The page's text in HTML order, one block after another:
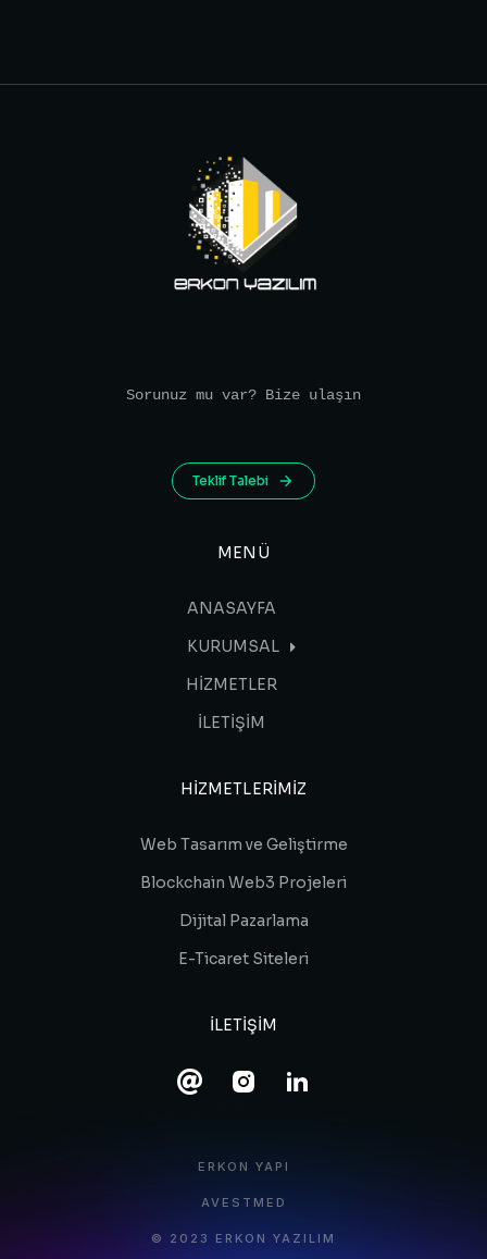
Sorunuz mu var? Bize ulaşın
Teklif Talebi
MENÜ
ANASAYFA
KURUMSAL
HİZMETLER
İLETİŞİM
HIZMETLERIMIZ
Web Tasarım ve Geliştirme
Blockchain Web3 Projeleri
Dijital Pazarlama
E-Ticaret Siteleri
ILETIŞIM
© 2023 ERKON YAZILIM
ERKON YAPI
AVESTMED